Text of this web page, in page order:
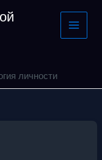
личности